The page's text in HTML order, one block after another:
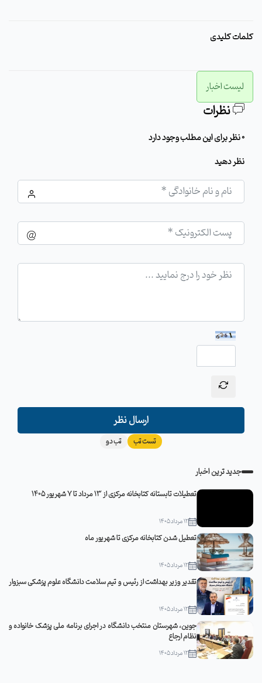
کلمات کلیدی
لیست اخبار
نظرات
0 نظر برای این مطلب وجود دارد
نظر دهید
ارسال نظر
تست تب تب دو
جدید ترین اخبار
تعطیلات تابستانه کتابخانه مرکزی از 13 مرداد تا 7 شهریور 1405
12 مرداد 1405
تعطیل شدن کتابخانه مرکزی تا شهریور ماه
12 مرداد 1405
تقدیر وزیر بهداشت از رئیس و تیم سلامت دانشگاه علوم پزشکی سبزوار
12 مرداد 1405
جوین، شهرستان منتخب دانشگاه در اجرای برنامه ملی پزشک خانواده و
نظام ارجاع
12 مرداد 1405